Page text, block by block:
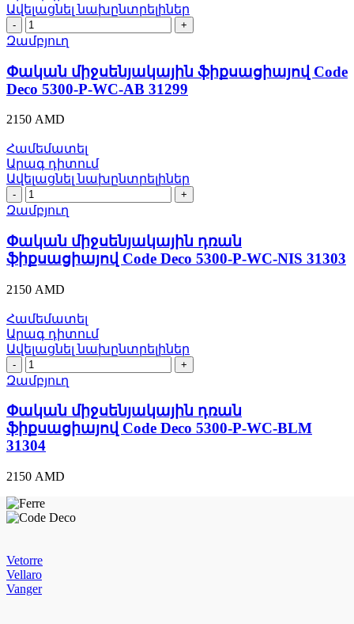
Ավելացնել նախընտրելիներ
Փական
միջսենյակային
Code
Deco
5300-
WC-
31299
quantity
Զամբյուղ
Փական միջսենյակային ֆիքսացիայով Code
Deco 5300-P-WC-AB 31299
2150 AMD
Համեմատել
Արագ դիտում
Ավելացնել նախընտրելիներ
Փական
միջսենյակային
ֆիքսացիայով
Code
Deco
P-
NIS
31303
quantity
Զամբյուղ
Փական միջսենյակային դռան
ֆիքսացիայով Code Deco 5300-P-WC-NIS 31303
2150 AMD
Համեմատել
Արագ դիտում
Ավելացնել նախընտրելիներ
Փական
միջսենյակային
ֆիքսացիայով
Code
Deco
5300-
WC-
31304
quantity
Զամբյուղ
Փական միջսենյակային դռան
ֆիքսացիայով Code Deco 5300-P-WC-BLM
31304
2150 AMD
Vetorre
Vellaro
Vanger